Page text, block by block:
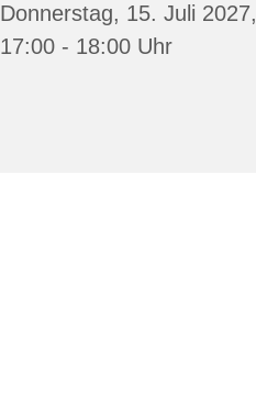
Donnerstag, 15. Juli 2027,
17:00 - 18:00 Uhr